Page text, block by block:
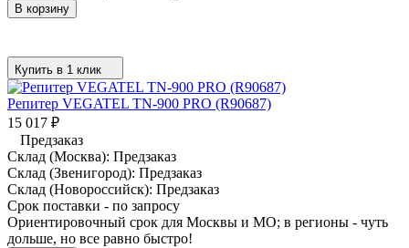
В корзину
Купить в 1 клик
Репитер VEGATEL TN-900 PRO (R90687)
15 017 ₽
Предзаказ
Склад (Москва): Предзаказ
Склад (Звенигород): Предзаказ
Склад (Новороссийск): Предзаказ
Срок поставки - по запросу
Ориентировочный срок для Москвы и МО; в регионы - чуть
дольше, но все равно быстро!